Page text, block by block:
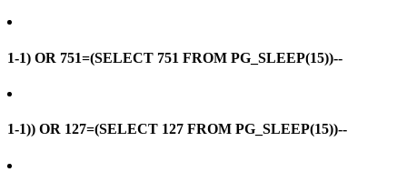
1-1) OR 751=(SELECT 751 FROM PG_SLEEP(15))--
1-1)) OR 127=(SELECT 127 FROM PG_SLEEP(15))--